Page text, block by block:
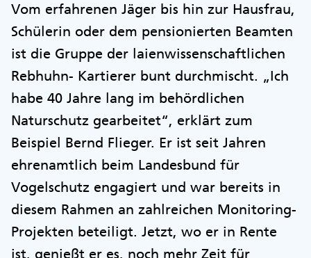
Vom erfahrenen Jäger bis hin zur Hausfrau,
Schülerin oder dem pensionierten Beamten
ist die Gruppe der laienwissenschaftlichen
Rebhuhn- Kartierer bunt durchmischt. „Ich
habe 40 Jahre lang im behördlichen
Naturschutz gearbeitet“, erklärt zum
Beispiel Bernd Flieger. Er ist seit Jahren
ehrenamtlich beim Landesbund für
Vogelschutz engagiert und war bereits in
diesem Rahmen an zahlreichen Monitoring-
Projekten beteiligt. Jetzt, wo er in Rente
ist, genießt er es, noch mehr Zeit für